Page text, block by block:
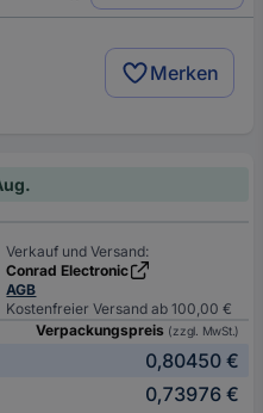
Merken
Verkauf und Versand:
Conrad Electronic
AGB
Kostenfreier Versand ab 100,00 €
Verpackungspreis (zzgl. MwSt.)
0,80450 €
0,73976 €